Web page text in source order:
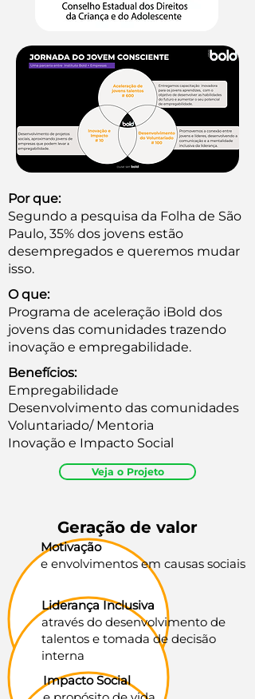
Por que:
Segundo a pesquisa da Folha de São
Paulo, 35% dos jovens estão
desempregados e queremos mudar
isso.
O que:
Programa de aceleração iBold dos
jovens das comunidades trazendo
inovação e empregabilidade.
Benefícios:
Empregabilidade
Desenvolvimento das comunidades
Voluntariado/ Mentoria
Inovação e Impacto Social
Veja o Projeto
Geração de valor
Motivação
e envolvimentos em causas sociais
Liderança Inclusiva
através do desenvolvimento de
talentos e tomada de decisão
interna
Impacto Social